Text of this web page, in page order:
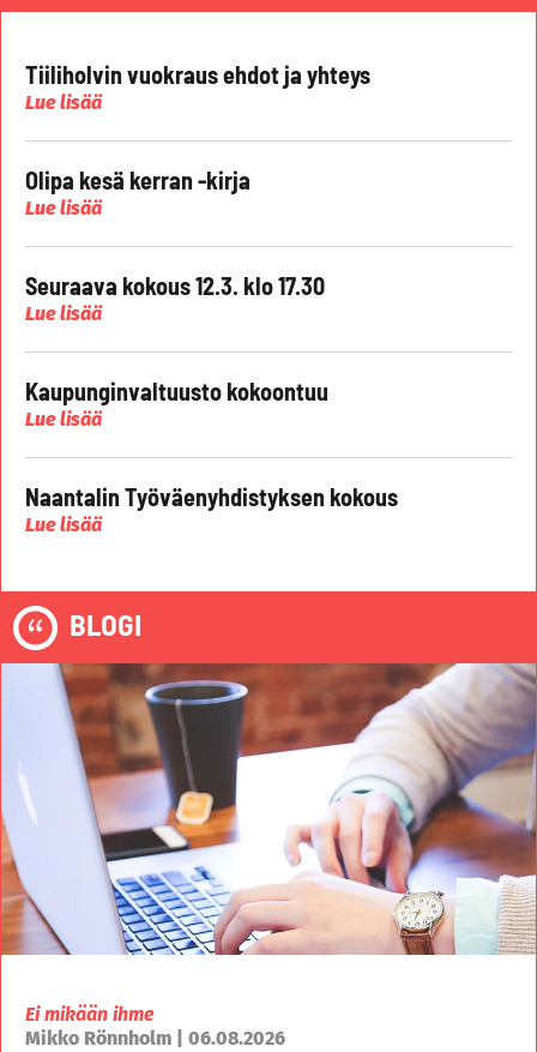
Tiiliholvin vuokraus ehdot ja yhteys
Lue lisää
Olipa kesä kerran -kirja
Lue lisää
Seuraava kokous 12.3. klo 17.30
Lue lisää
Kaupunginvaltuusto kokoontuu
Lue lisää
Naantalin Työväenyhdistyksen kokous
Lue lisää
BLOGI
Ei mikään ihme
Mikko Rönnholm | 06.08.2026